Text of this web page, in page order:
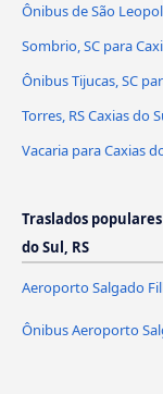
Ônibus de São
Sombrio, SC para
Ônibus Tijucas, SC
Torres, RS Caxias do
Vacaria para Caxias
Traslados
do Sul, RS
Aeroporto Salgado
Ônibus Aeroporto